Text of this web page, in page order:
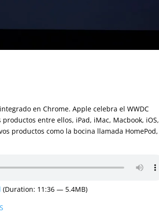
en Chrome. Apple celebra el WWDC
entre ellos, iPad, iMac, Macbook, iOS,
productos como la bocina llamada HomePod,
(Duration: 11:36 — 5.4MB)